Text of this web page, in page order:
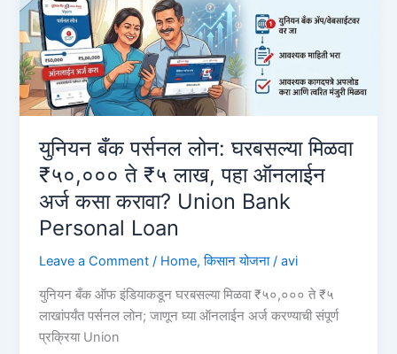
मिळवा
₹२०
लाखांपर्यंत
कर्ज,
संपूर्ण
पेपरलेस
प्रक्रिया
Bank
of
Baroda
Personal
युनियन बँक पर्सनल लोन: घरबसल्या मिळवा
₹५०,००० ते ₹५ लाख, पहा ऑनलाईन
अर्ज कसा करावा? Union Bank
Personal Loan
Leave a Comment / Home,किसान योजना/avi
युनियन बँक ऑफ इंडियाकडून घरबसल्या मिळवा ₹५०,००० ते ₹५
लाखांपर्यंत पर्सनल लोन; जाणून घ्या ऑनलाईन अर्ज करण्याची संपूर्ण
प्रक्रिया Union